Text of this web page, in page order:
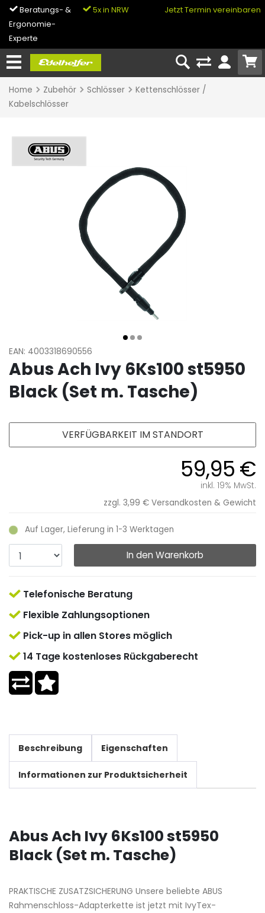
Beratungs- &
Ergonomie-
Experte
5x in NRW
0% Finanzierung
Jetzt Termin vereinbaren
Home Zubehör Schlösser
Kettenschlösser /
Kabelschlösser
EAN: 4003318690556
Abus Ach Ivy 6Ks100 st5950
Black (Set m. Tasche)
59,95 €
inkl. 19% MwSt.
zzgl. 3,99 € Versandkosten & Gewicht
Auf Lager, Lieferung in 1-3 Werktagen
In den Warenkorb
VERFÜGBARKEIT IM STANDORT
Telefonische Beratung
Flexible Zahlungsoptionen
Pick-up in allen Stores möglich
14 Tage kostenloses Rückgaberecht
Beschreibung Eigenschaften
Informationen zur Produktsicherheit
Abus Ach Ivy 6Ks100 st5950
Black (Set m. Tasche)
PRAKTISCHE ZUSATZSICHERUNG Unsere beliebte ABUS
Rahmenschloss-Adapterkette ist jetzt mit IvyTex-